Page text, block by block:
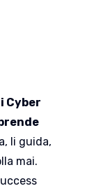
Cyber
li guida,
mai.